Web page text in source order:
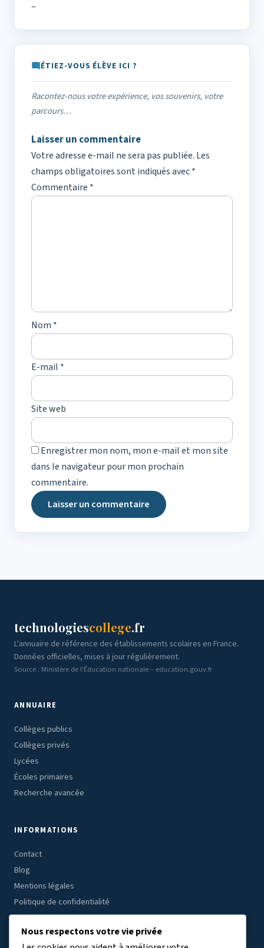
–
ÉTIEZ-VOUS ÉLÈVE ICI ?
Racontez-nous votre expérience, vos souvenirs, votre
parcours…
Laisser un commentaire
Votre adresse e-mail ne sera pas publiée. Les
champs obligatoires sont indiqués avec*
Commentaire *
Nom *
E-mail *
Site web
Enregistrer mon nom, mon e-mail et mon site
dans le navigateur pour mon prochain
commentaire.
technologiescollege.fr
L'annuaire de référence des établissements scolaires en France.
Données officielles, mises à jour régulièrement.
Source : Ministère de l'Éducation nationale – education.gouv.fr
ANNUAIRE
Collèges publics
Collèges privés
Lycées
Écoles primaires
Recherche avancée
INFORMATIONS
Contact
Blog
Mentions légales
Politique de confidentialité
Nous respectons votre vie privée